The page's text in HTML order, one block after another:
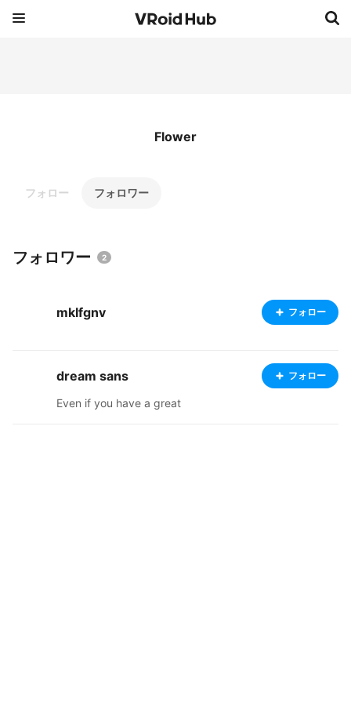
Flower
フォロー フォロワー
フォロワー 2
mklfgnv フォロー
dream sans フォロー
Even if you have a great